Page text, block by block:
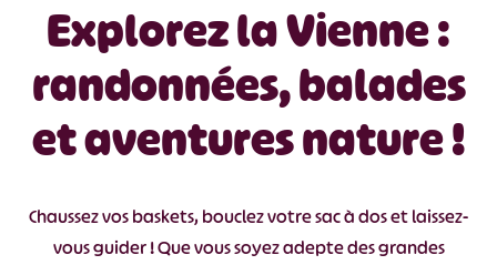
Explorez la Vienne :
randonnées, balades
et aventures nature !
Chaussez vos baskets, bouclez votre sac à dos et laissez-
vous guider ! Que vous soyez adepte des grandes